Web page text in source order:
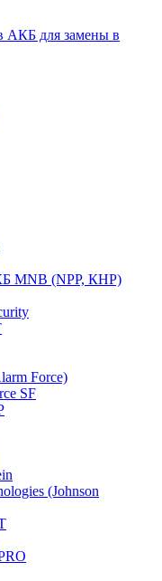
АКБ для замены в
MNB (NPP, КНР)
Force)
SF
(Johnson